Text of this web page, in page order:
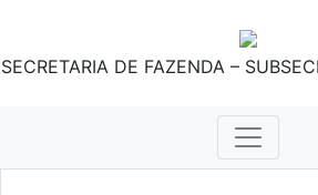
SECRETARIA DE FAZENDA –